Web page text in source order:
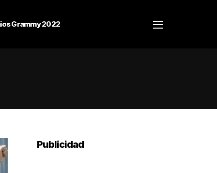
Grammy 2022
Publicidad